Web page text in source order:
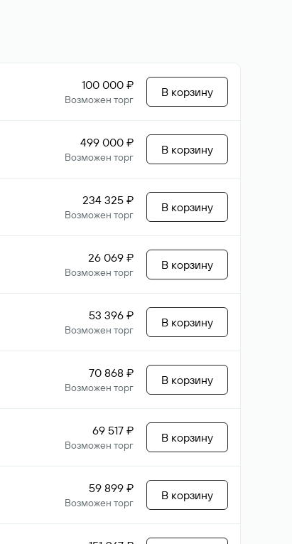
100 000 ₽
Возможен торг
В корзину
499 000 ₽
Возможен торг
В корзину
234 325 ₽
Возможен торг
В корзину
26 069 ₽
Возможен торг
В корзину
53 396 ₽
Возможен торг
В корзину
70 868 ₽
Возможен торг
В корзину
69 517 ₽
Возможен торг
В корзину
59 899 ₽
Возможен торг
В корзину